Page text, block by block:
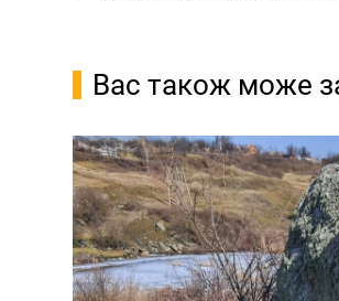
Вас також може